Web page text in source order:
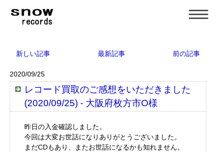
新しい記事 最新記事 前の記事
2020/09/25
レコード買取のご感想をいただきました
(2020/09/25) - 大阪府枚方市O様
昨日の入金確認しました。
今回は大変お世話になりありがとうございました。
まだCDもあり、またお世話になるかも知れません。